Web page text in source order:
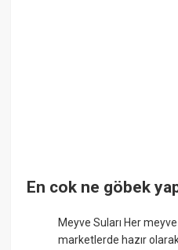
En cok ne göbek
Meyve Suları Her
marketlerde hazır